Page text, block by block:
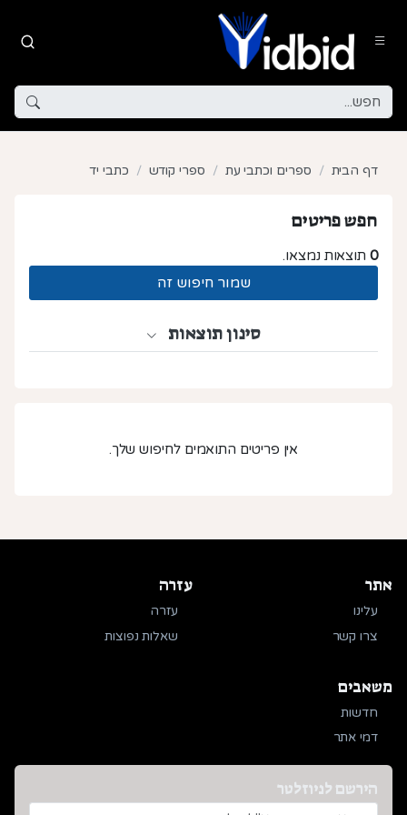
דף הבית ספרים וכתבי עת ספרי קודש כתבי יד
חפש פריטים
0 תוצאות נמצאו.
שמור חיפוש זה
סינון תוצאות
אין פריטים התואמים לחיפוש שלך.
אתר
עלינו
צרו קשר
עזרה
עזרה
שאלות נפוצות
משאבים
חדשות
דמי אתר
הירשם לניוזלטר